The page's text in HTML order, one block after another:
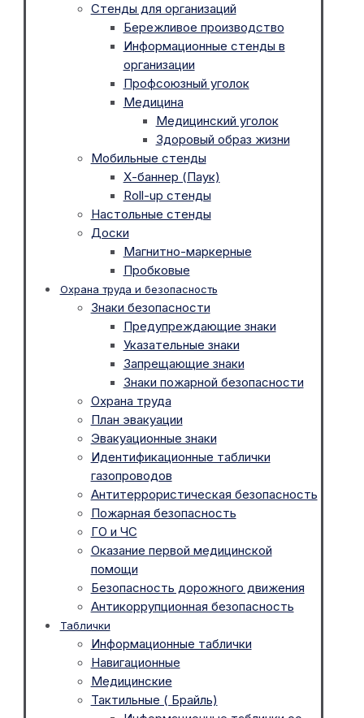
Стенды для организаций
Бережливое производство
Информационные стенды в
организации
Профсоюзный уголок
Медицина
Медицинский уголок
Здоровый образ жизни
Мобильные стенды
Х-баннер (Паук)
Roll-up стенды
Настольные стенды
Доски
Магнитно-маркерные
Пробковые
Охрана труда и безопасность
Знаки безопасности
Предупреждающие знаки
Указательные знаки
Запрещающие знаки
Знаки пожарной безопасности
Охрана труда
План эвакуации
Эвакуационные знаки
Идентификационные таблички
газопроводов
Антитеррористическая безопасность
Пожарная безопасность
ГО и ЧС
Оказание первой медицинской
помощи
Безопасность дорожного движения
Антикоррупционная безопасность
Таблички
Информационные таблички
Навигационные
Медицинские
Тактильные ( Брайль)